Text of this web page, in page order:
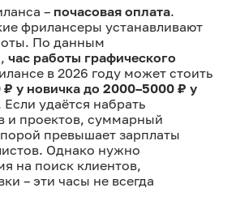
– почасовая оплата.
фрилансеры устанавливают
По данным
час работы графического
в 2026 году может стоить
у новичка до 2000–5000 ₽ у
Если удаётся набрать
и проектов, суммарный
превышает зарплаты
Однако нужно
на поиск клиентов,
– эти часы не всегда